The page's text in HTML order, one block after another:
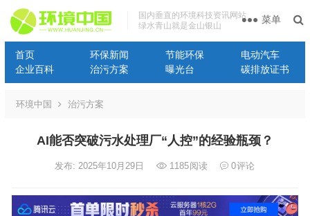
国内垂直的环境科技资讯网站
绿水青山就是金山银山
首页 环保新闻 节能环保
电动汽车
企业百科
治污方案 曝光台 碳排放证书
菜单
环境中国 治污方案
AI能否突破污水处理厂“人控”的经验瓶颈？
发布: 2025年10月29日 1185阅读 0评论